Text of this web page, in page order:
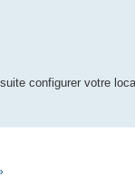
configurer votre